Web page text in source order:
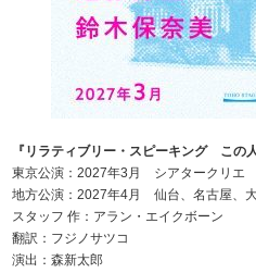
『リラティブリー・スピーキング この
東京公演：2027年3月 シアタークリエ
地方公演：2027年4月 仙台、名古屋、
スタッフ 作：アラン・エイクボーン
翻訳：フジノサツコ
演出：森新太郎